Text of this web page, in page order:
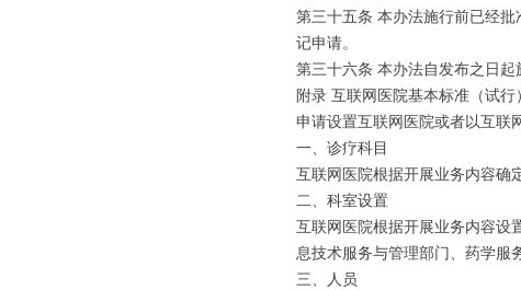
第三十五条 本办法施行前已经
记申请。
第三十六条 本办法自发布之日起
附录 互联网医院基本标准（试行
申请设置互联网医院或者以互联
一、诊疗科目
互联网医院根据开展业务内容确
二、科室设置
互联网医院根据开展业务内容设
息技术服务与管理部门、药学服
三、人员